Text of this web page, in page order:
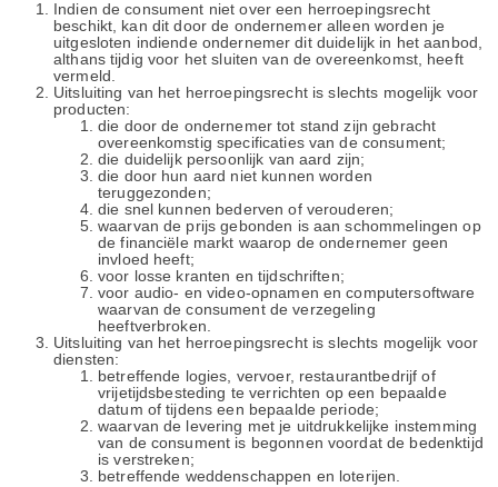
Indien de consument niet over een herroepingsrecht
beschikt, kan dit door de ondernemer alleen worden je
uitgesloten indiende ondernemer dit duidelijk in het aanbod,
althans tijdig voor het sluiten van de overeenkomst, heeft
vermeld.
Uitsluiting van het herroepingsrecht is slechts mogelijk voor
producten:
die door de ondernemer tot stand zijn gebracht
overeenkomstig specificaties van de consument;
die duidelijk persoonlijk van aard zijn;
die door hun aard niet kunnen worden
teruggezonden;
die snel kunnen bederven of verouderen;
waarvan de prijs gebonden is aan schommelingen op
de financiële markt waarop de ondernemer geen
invloed heeft;
voor losse kranten en tijdschriften;
voor audio- en video-opnamen en computersoftware
waarvan de consument de verzegeling
heeftverbroken.
Uitsluiting van het herroepingsrecht is slechts mogelijk voor
diensten:
betreffende logies, vervoer, restaurantbedrijf of
vrijetijdsbesteding te verrichten op een bepaalde
datum of tijdens een bepaalde periode;
waarvan de levering met je uitdrukkelijke instemming
van de consument is begonnen voordat de bedenktijd
is verstreken;
betreffende weddenschappen en loterijen.